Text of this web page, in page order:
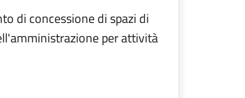
di concessione di spazi di
per attività